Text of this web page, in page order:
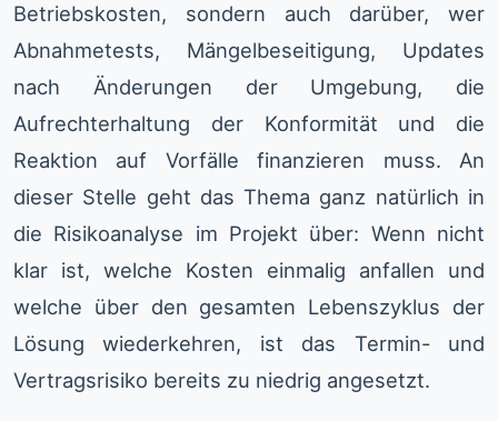
Betriebskosten, sondern auch darüber, wer
Abnahmetests, Mängelbeseitigung, Updates
nach Änderungen der Umgebung, die
Aufrechterhaltung der Konformität und die
Reaktion auf Vorfälle finanzieren muss. An
dieser Stelle geht das Thema ganz natürlich in
die Risikoanalyse im Projekt über: Wenn nicht
klar ist, welche Kosten einmalig anfallen und
welche über den gesamten Lebenszyklus der
Lösung wiederkehren, ist das Termin- und
Vertragsrisiko bereits zu niedrig angesetzt.